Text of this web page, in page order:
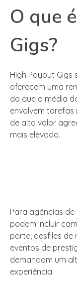
O que
Gigs?
High Payout
oferecem uma
do que a média
envolvem tarefas
de alto valor
mais elevado.
Para agências de
podem incluir
porte, desfiles de
eventos de
demandam um
experiência.